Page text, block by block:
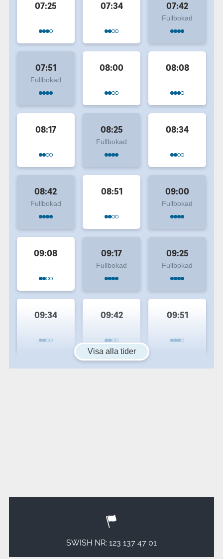
07:25 07:34 07:42
Fullbokad
07:51
Fullbokad
08:00 08:08
08:17 08:25
Fullbokad
08:34
08:42
Fullbokad
08:51 09:00
Fullbokad
09:08 09:17
Fullbokad
09:25
Fullbokad
09:34 09:42 09:51
Visa alla tider
SWISH NR: 123 137 47 01